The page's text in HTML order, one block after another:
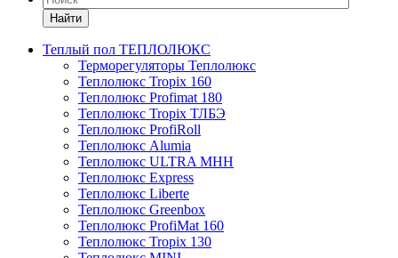
Найти
Теплый пол ТЕПЛОЛЮКС
Терморегуляторы Теплолюкс
Теплолюкс Tropix 160
Теплолюкс Profimat 180
Теплолюкс Tropix ТЛБЭ
Теплолюкс ProfiRoll
Теплолюкс Alumia
Теплолюкс ULTRA МНН
Теплолюкс Express
Теплолюкс Liberte
Теплолюкс Greenbox
Теплолюкс ProfiMat 160
Теплолюкс Tropix 130